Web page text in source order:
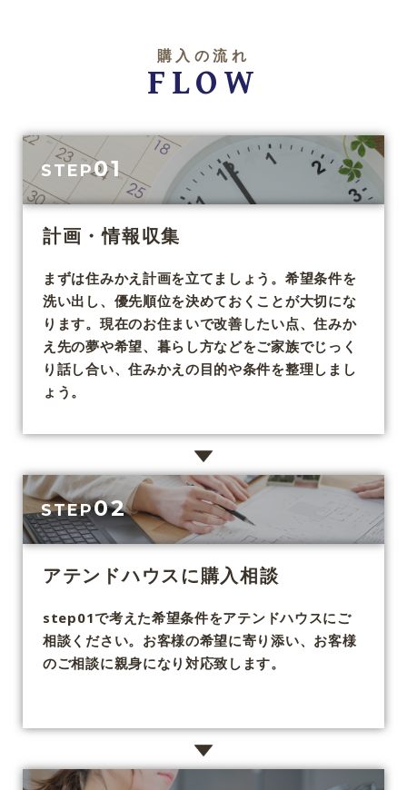
購入の流れ
FLOW
STEP01
計画・情報収集
まずは住みかえ計画を立てましょう。希望条件を
洗い出し、優先順位を決めておくことが大切にな
ります。現在のお住まいで改善したい点、住みか
え先の夢や希望、暮らし方などをご家族でじっく
り話し合い、住みかえの目的や条件を整理しまし
ょう。
STEP02
アテンドハウスに購入相談
step01で考えた希望条件をアテンドハウスにご
相談ください。お客様の希望に寄り添い、お客様
のご相談に親身になり対応致します。